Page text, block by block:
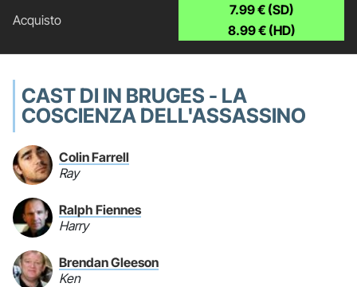
7.99 € (SD)
8.99 € (HD)
CAST DI IN BRUGES - LA
COSCIENZA DELL'ASSASSINO
Colin Farrell
Ray
Ralph Fiennes
Harry
Brendan Gleeson
Ken